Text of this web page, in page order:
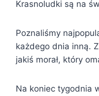
Krasnoludki są na
Poznaliśmy
każdego dnia inną.
jakiś morał, który
Na koniec tygodnia